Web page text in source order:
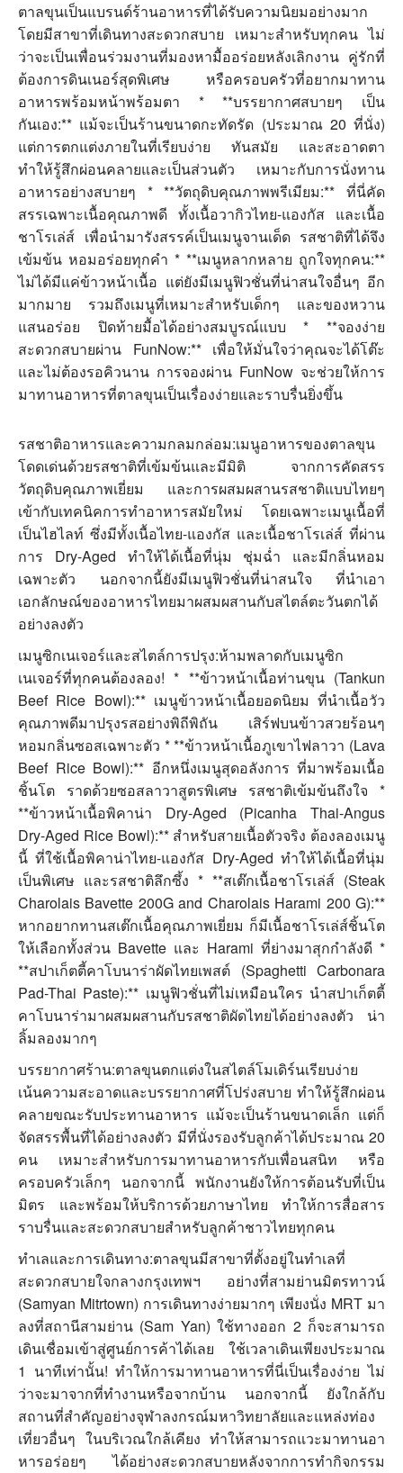
ตาลขุนเป็นแบรนด์ร้านอาหารที่ได้รับความนิยมอย่างมาก
โดยมีสาขาที่เดินทางสะดวกสบาย เหมาะสำหรับทุกคน ไม่
ว่าจะเป็นเพื่อนร่วมงานที่มองหามื้ออร่อยหลังเลิกงาน คู่รักที่
ต้องการดินเนอร์สุดพิเศษ หรือครอบครัวที่อยากมาทาน
อาหารพร้อมหน้าพร้อมตา * **บรรยากาศสบายๆ เป็น
กันเอง:** แม้จะเป็นร้านขนาดกะทัดรัด (ประมาณ 20 ที่นั่ง)
แต่การตกแต่งภายในที่เรียบง่าย ทันสมัย และสะอาดตา
ทำให้รู้สึกผ่อนคลายและเป็นส่วนตัว เหมาะกับการนั่งทาน
อาหารอย่างสบายๆ * **วัตถุดิบคุณภาพพรีเมียม:** ที่นี่คัด
สรรเฉพาะเนื้อคุณภาพดี ทั้งเนื้อวากิวไทย-แองกัส และเนื้อ
ชาโรเล่ส์ เพื่อนำมารังสรรค์เป็นเมนูจานเด็ด รสชาติที่ได้จึง
เข้มข้น หอมอร่อยทุกคำ * **เมนูหลากหลาย ถูกใจทุกคน:**
ไม่ได้มีแค่ข้าวหน้าเนื้อ แต่ยังมีเมนูฟิวชั่นที่น่าสนใจอื่นๆ อีก
มากมาย รวมถึงเมนูที่เหมาะสำหรับเด็กๆ และของหวาน
แสนอร่อย ปิดท้ายมื้อได้อย่างสมบูรณ์แบบ * **จองง่าย
สะดวกสบายผ่าน FunNow:** เพื่อให้มั่นใจว่าคุณจะได้โต๊ะ
และไม่ต้องรอคิวนาน การจองผ่าน FunNow จะช่วยให้การ
มาทานอาหารที่ตาลขุนเป็นเรื่องง่ายและราบรื่นยิ่งขึ้น
รสชาติอาหารและความกลมกล่อม:เมนูอาหารของตาลขุน
โดดเด่นด้วยรสชาติที่เข้มข้นและมีมิติ จากการคัดสรร
วัตถุดิบคุณภาพเยี่ยม และการผสมผสานรสชาติแบบไทยๆ
เข้ากับเทคนิคการทำอาหารสมัยใหม่ โดยเฉพาะเมนูเนื้อที่
เป็นไฮไลท์ ซึ่งมีทั้งเนื้อไทย-แองกัส และเนื้อชาโรเล่ส์ ที่ผ่าน
การ Dry-Aged ทำให้ได้เนื้อที่นุ่ม ชุ่มฉ่ำ และมีกลิ่นหอม
เฉพาะตัว นอกจากนี้ยังมีเมนูฟิวชั่นที่น่าสนใจ ที่นำเอา
เอกลักษณ์ของอาหารไทยมาผสมผสานกับสไตล์ตะวันตกได้
อย่างลงตัว
เมนูซิกเนเจอร์และสไตล์การปรุง:ห้ามพลาดกับเมนูซิก
เนเจอร์ที่ทุกคนต้องลอง! * **ข้าวหน้าเนื้อท่านขุน (Tankun
Beef Rice Bowl):** เมนูข้าวหน้าเนื้อยอดนิยม ที่นำเนื้อวัว
คุณภาพดีมาปรุงรสอย่างพิถีพิถัน เสิร์ฟบนข้าวสวยร้อนๆ
หอมกลิ่นซอสเฉพาะตัว * **ข้าวหน้าเนื้อภูเขาไฟลาวา (Lava
Beef Rice Bowl):** อีกหนึ่งเมนูสุดอลังการ ที่มาพร้อมเนื้อ
ชิ้นโต ราดด้วยซอสลาวาสูตรพิเศษ รสชาติเข้มข้นถึงใจ *
**ข้าวหน้าเนื้อพิคาน่า Dry-Aged (Picanha Thai-Angus
Dry-Aged Rice Bowl):** สำหรับสายเนื้อตัวจริง ต้องลองเมนู
นี้ ที่ใช้เนื้อพิคาน่าไทย-แองกัส Dry-Aged ทำให้ได้เนื้อที่นุ่ม
เป็นพิเศษ และรสชาติลึกซึ้ง * **สเต๊กเนื้อชาโรเล่ส์ (Steak
Charolais Bavette 200G and Charolais Harami 200 G):**
หากอยากทานสเต๊กเนื้อคุณภาพเยี่ยม ก็มีเนื้อชาโรเล่ส์ชิ้นโต
ให้เลือกทั้งส่วน Bavette และ Harami ที่ย่างมาสุกกำลังดี *
**สปาเก็ตตี้คาโบนาร่าผัดไทยเพสต์ (Spaghetti Carbonara
Pad-Thai Paste):** เมนูฟิวชั่นที่ไม่เหมือนใคร นำสปาเก็ตตี้
คาโบนาร่ามาผสมผสานกับรสชาติผัดไทยได้อย่างลงตัว น่า
ลิ้มลองมากๆ
บรรยากาศร้าน:ตาลขุนตกแต่งในสไตล์โมเดิร์นเรียบง่าย
เน้นความสะอาดและบรรยากาศที่โปร่งสบาย ทำให้รู้สึกผ่อน
คลายขณะรับประทานอาหาร แม้จะเป็นร้านขนาดเล็ก แต่ก็
จัดสรรพื้นที่ได้อย่างลงตัว มีที่นั่งรองรับลูกค้าได้ประมาณ 20
คน เหมาะสำหรับการมาทานอาหารกับเพื่อนสนิท หรือ
ครอบครัวเล็กๆ นอกจากนี้ พนักงานยังให้การต้อนรับที่เป็น
มิตร และพร้อมให้บริการด้วยภาษาไทย ทำให้การสื่อสาร
ราบรื่นและสะดวกสบายสำหรับลูกค้าชาวไทยทุกคน
ทำเลและการเดินทาง:ตาลขุนมีสาขาที่ตั้งอยู่ในทำเลที่
สะดวกสบายใจกลางกรุงเทพฯ อย่างที่สามย่านมิตรทาวน์
(Samyan Mitrtown) การเดินทางง่ายมากๆ เพียงนั่ง MRT มา
ลงที่สถานีสามย่าน (Sam Yan) ใช้ทางออก 2 ก็จะสามารถ
เดินเชื่อมเข้าสู่ศูนย์การค้าได้เลย ใช้เวลาเดินเพียงประมาณ
1 นาทีเท่านั้น! ทำให้การมาทานอาหารที่นี่เป็นเรื่องง่าย ไม่
ว่าจะมาจากที่ทำงานหรือจากบ้าน นอกจากนี้ ยังใกล้กับ
สถานที่สำคัญอย่างจุฬาลงกรณ์มหาวิทยาลัยและแหล่งท่อง
เที่ยวอื่นๆ ในบริเวณใกล้เคียง ทำให้สามารถแวะมาทานอา
หารอร่อยๆ ได้อย่างสะดวกสบายหลังจากการทำกิจกรรม